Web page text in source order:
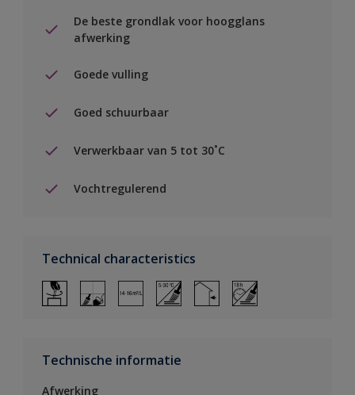
De beste grondlak voor hoogglans
afwerking
Goede vulling
Goed schuurbaar
Verwerkbaar van 5 tot 30˚C
Vochtregulerend
Technical characteristics
Technische informatie
Afwerking